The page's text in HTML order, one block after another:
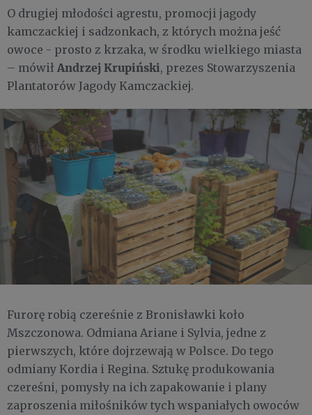
O drugiej młodości agrestu, promocji jagody
kamczackiej i sadzonkach, z których można jeść
owoce - prosto z krzaka, w środku wielkiego miasta
– mówił Andrzej Krupiński, prezes Stowarzyszenia
Plantatorów Jagody Kamczackiej.
Furorę robią czereśnie z Bronisławki koło
Mszczonowa. Odmiana Ariane i Sylvia, jedne z
pierwszych, które dojrzewają w Polsce. Do tego
odmiany Kordia i Regina. Sztukę produkowania
czereśni, pomysły na ich zapakowanie i plany
zaproszenia miłośników tych wspaniałych owoców